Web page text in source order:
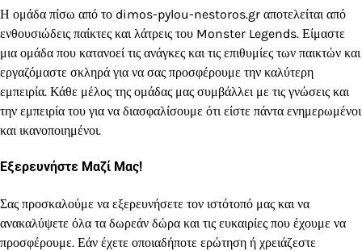
Η ομάδα πίσω από το dimos-pylou-nestoros.gr αποτελείται από
ενθουσιώδεις παίκτες και λάτρεις του Monster Legends. Είμαστε
μια ομάδα που κατανοεί τις ανάγκες και τις επιθυμίες των παικτών και
εργαζόμαστε σκληρά για να σας προσφέρουμε την καλύτερη
εμπειρία. Κάθε μέλος της ομάδας μας συμβάλλει με τις γνώσεις και
την εμπειρία του για να διασφαλίσουμε ότι είστε πάντα ενημερωμένοι
και ικανοποιημένοι.
Εξερευνήστε Μαζί Μας!
Σας προσκαλούμε να εξερευνήσετε τον ιστότοπό μας και να
ανακαλύψετε όλα τα δωρεάν δώρα και τις ευκαιρίες που έχουμε να
προσφέρουμε. Εάν έχετε οποιαδήποτε ερώτηση ή χρειάζεστε